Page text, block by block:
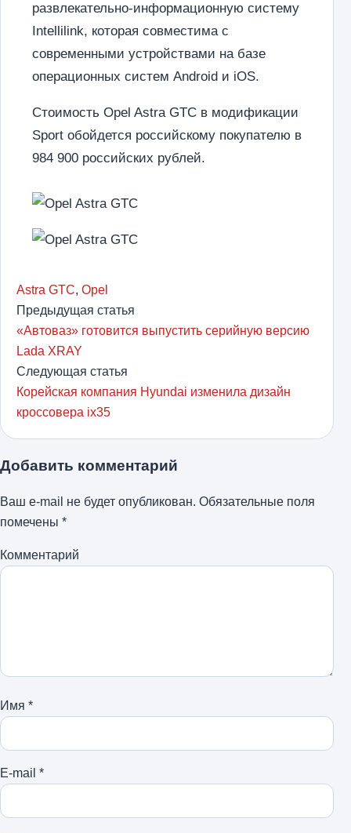
развлекательно-информационную систему
Intellilink, которая совместима с
современными устройствами на базе
операционных систем Android и iOS.
Стоимость Opel Astra GTC в модификации
Sport обойдется российскому покупателю в
984 900 российских рублей.
Astra GTC, Opel
Предыдущая статья
«Автоваз» готовится выпустить серийную версию
Lada XRAY
Следующая статья
Корейская компания Hyundai изменила дизайн
кроссовера ix35
Добавить комментарий
Ваш e-mail не будет опубликован. Обязательные поля
помечены *
Комментарий
Имя *
E-mail *